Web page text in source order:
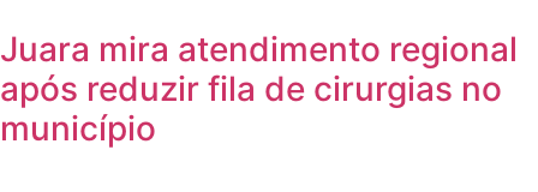
Juara mira atendimento regional
após reduzir fila de cirurgias no
município